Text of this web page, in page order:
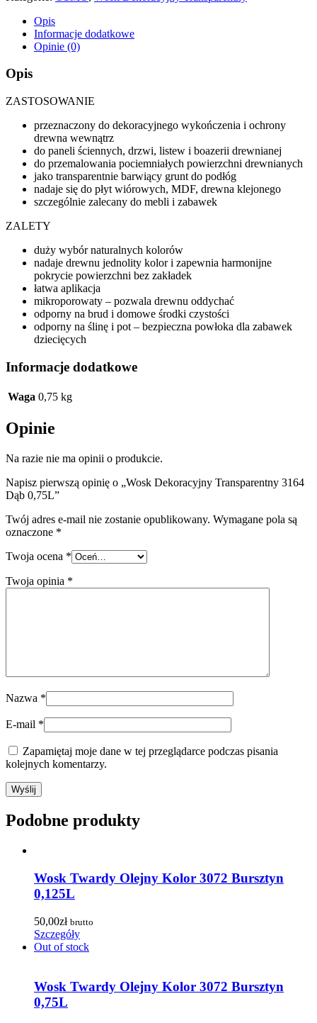
Opis
Informacje dodatkowe
Opinie (0)
Opis
ZASTOSOWANIE
przeznaczony do dekoracyjnego wykończenia i ochrony
drewna wewnątrz
do paneli ściennych, drzwi, listew i boazerii drewnianej
do przemalowania pociemniałych powierzchni drewnianych
jako transparentnie barwiący grunt do podłóg
nadaje się do płyt wiórowych, MDF, drewna klejonego
szczególnie zalecany do mebli i zabawek
ZALETY
duży wybór naturalnych kolorów
nadaje drewnu jednolity kolor i zapewnia harmonijne
pokrycie powierzchni bez zakładek
łatwa aplikacja
mikroporowaty – pozwala drewnu oddychać
odporny na brud i domowe środki czystości
odporny na ślinę i pot – bezpieczna powłoka dla zabawek
dziecięcych
Informacje dodatkowe
Waga 0,75 kg
Opinie
Na razie nie ma opinii o produkcie.
Napisz pierwszą opinię o „Wosk Dekoracyjny Transparentny 3164
Dąb 0,75L”
Twój adres e-mail nie zostanie opublikowany. Wymagane pola są
oznaczone *
Twoja ocena *
Twoja opinia *
Nazwa *
E-mail *
Zapamiętaj moje dane w tej przeglądarce podczas pisania
kolejnych komentarzy.
Podobne produkty
Wosk Twardy Olejny Kolor 3072 Bursztyn
0,125L
50,00zł brutto
Szczegóły
Out of stock
Wosk Twardy Olejny Kolor 3072 Bursztyn
0,75L